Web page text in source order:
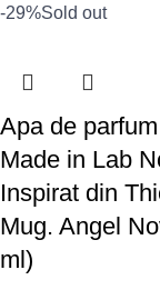
-29%Sold out
Apa de
Made in Lab
Inspirat din
Mug. Angel
ml)